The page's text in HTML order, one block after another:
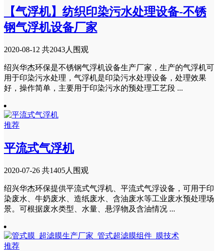
【气浮机】纺织印染污水处理设备-不锈
钢气浮机设备厂家
2020-08-12 共2043人围观
绍兴华杰环保是不锈钢气浮机设备生产厂家，生产的气浮机可
用于印染污水处理，气浮机是印染污水处理设备，处理效果
好，操作简单，主要用于印染污水的预处理工艺段 ...
推荐
平流式气浮机
2020-07-26 共1405人围观
绍兴华杰环保提供平流式气浮机、平流式气浮设备，可用于印
染废水、牛奶废水、造纸废水、含油废水等工业废水预处理场
景。可根据废水类型、水量、悬浮物及含油情况 ...
推荐